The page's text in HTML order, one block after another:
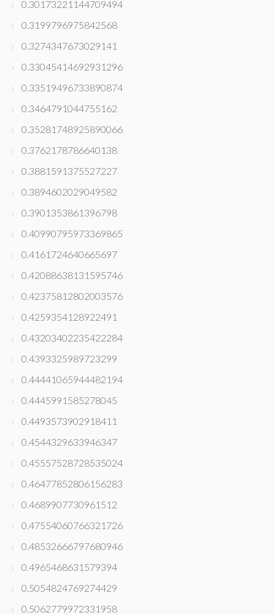
0.30173221144709494
0.3199796975842568
0.3274347673029141
0.33045414692931296
0.33519496733890874
0.3464791044755162
0.35281748925890066
0.3762178786640138
0.3881591375527227
0.3894602029049582
0.3901353861396798
0.40990795973369865
0.4161724640665697
0.42088638131595746
0.42375812802003576
0.4259354128922491
0.43203402235422284
0.4393325989723299
0.44441065944482194
0.4445991585278045
0.4493573902918411
0.4544329633946347
0.45557528728535024
0.46477852806156283
0.4689907730961512
0.47554060766321726
0.48532666797680946
0.4965468631579394
0.5054824769274429
0.5062779972331958